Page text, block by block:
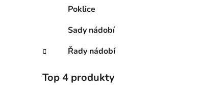
Poklice
Sady nádobí
Řady nádobí
Top 4 produkty